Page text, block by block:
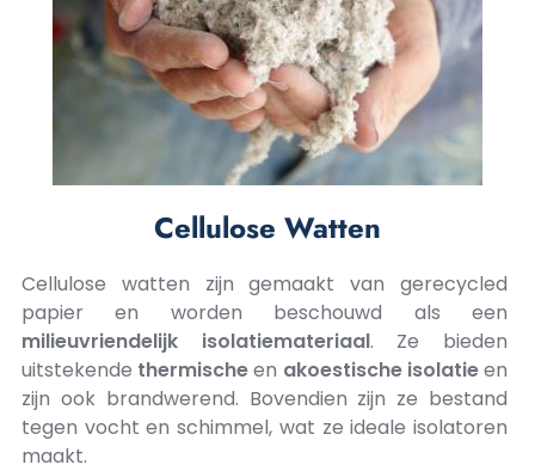
Cellulose Watten
Cellulose watten zijn gemaakt van gerecycled
papier en worden beschouwd als een
milieuvriendelijk
isolatiemateriaal. Ze bieden
uitstekende thermischeen akoestische isolatieen
zijn ook brandwerend. Bovendien zijn ze bestand
tegen vocht en schimmel, wat ze ideale isolatoren
maakt.